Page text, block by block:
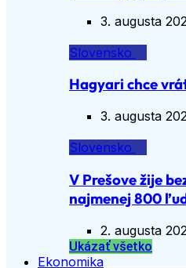
3. augusta
Slovensko
Hagyari chce
3. augusta
Slovensko
V Prešove žije
najmenej 800
2. augusta
Ukázať všetko
Ekonomika